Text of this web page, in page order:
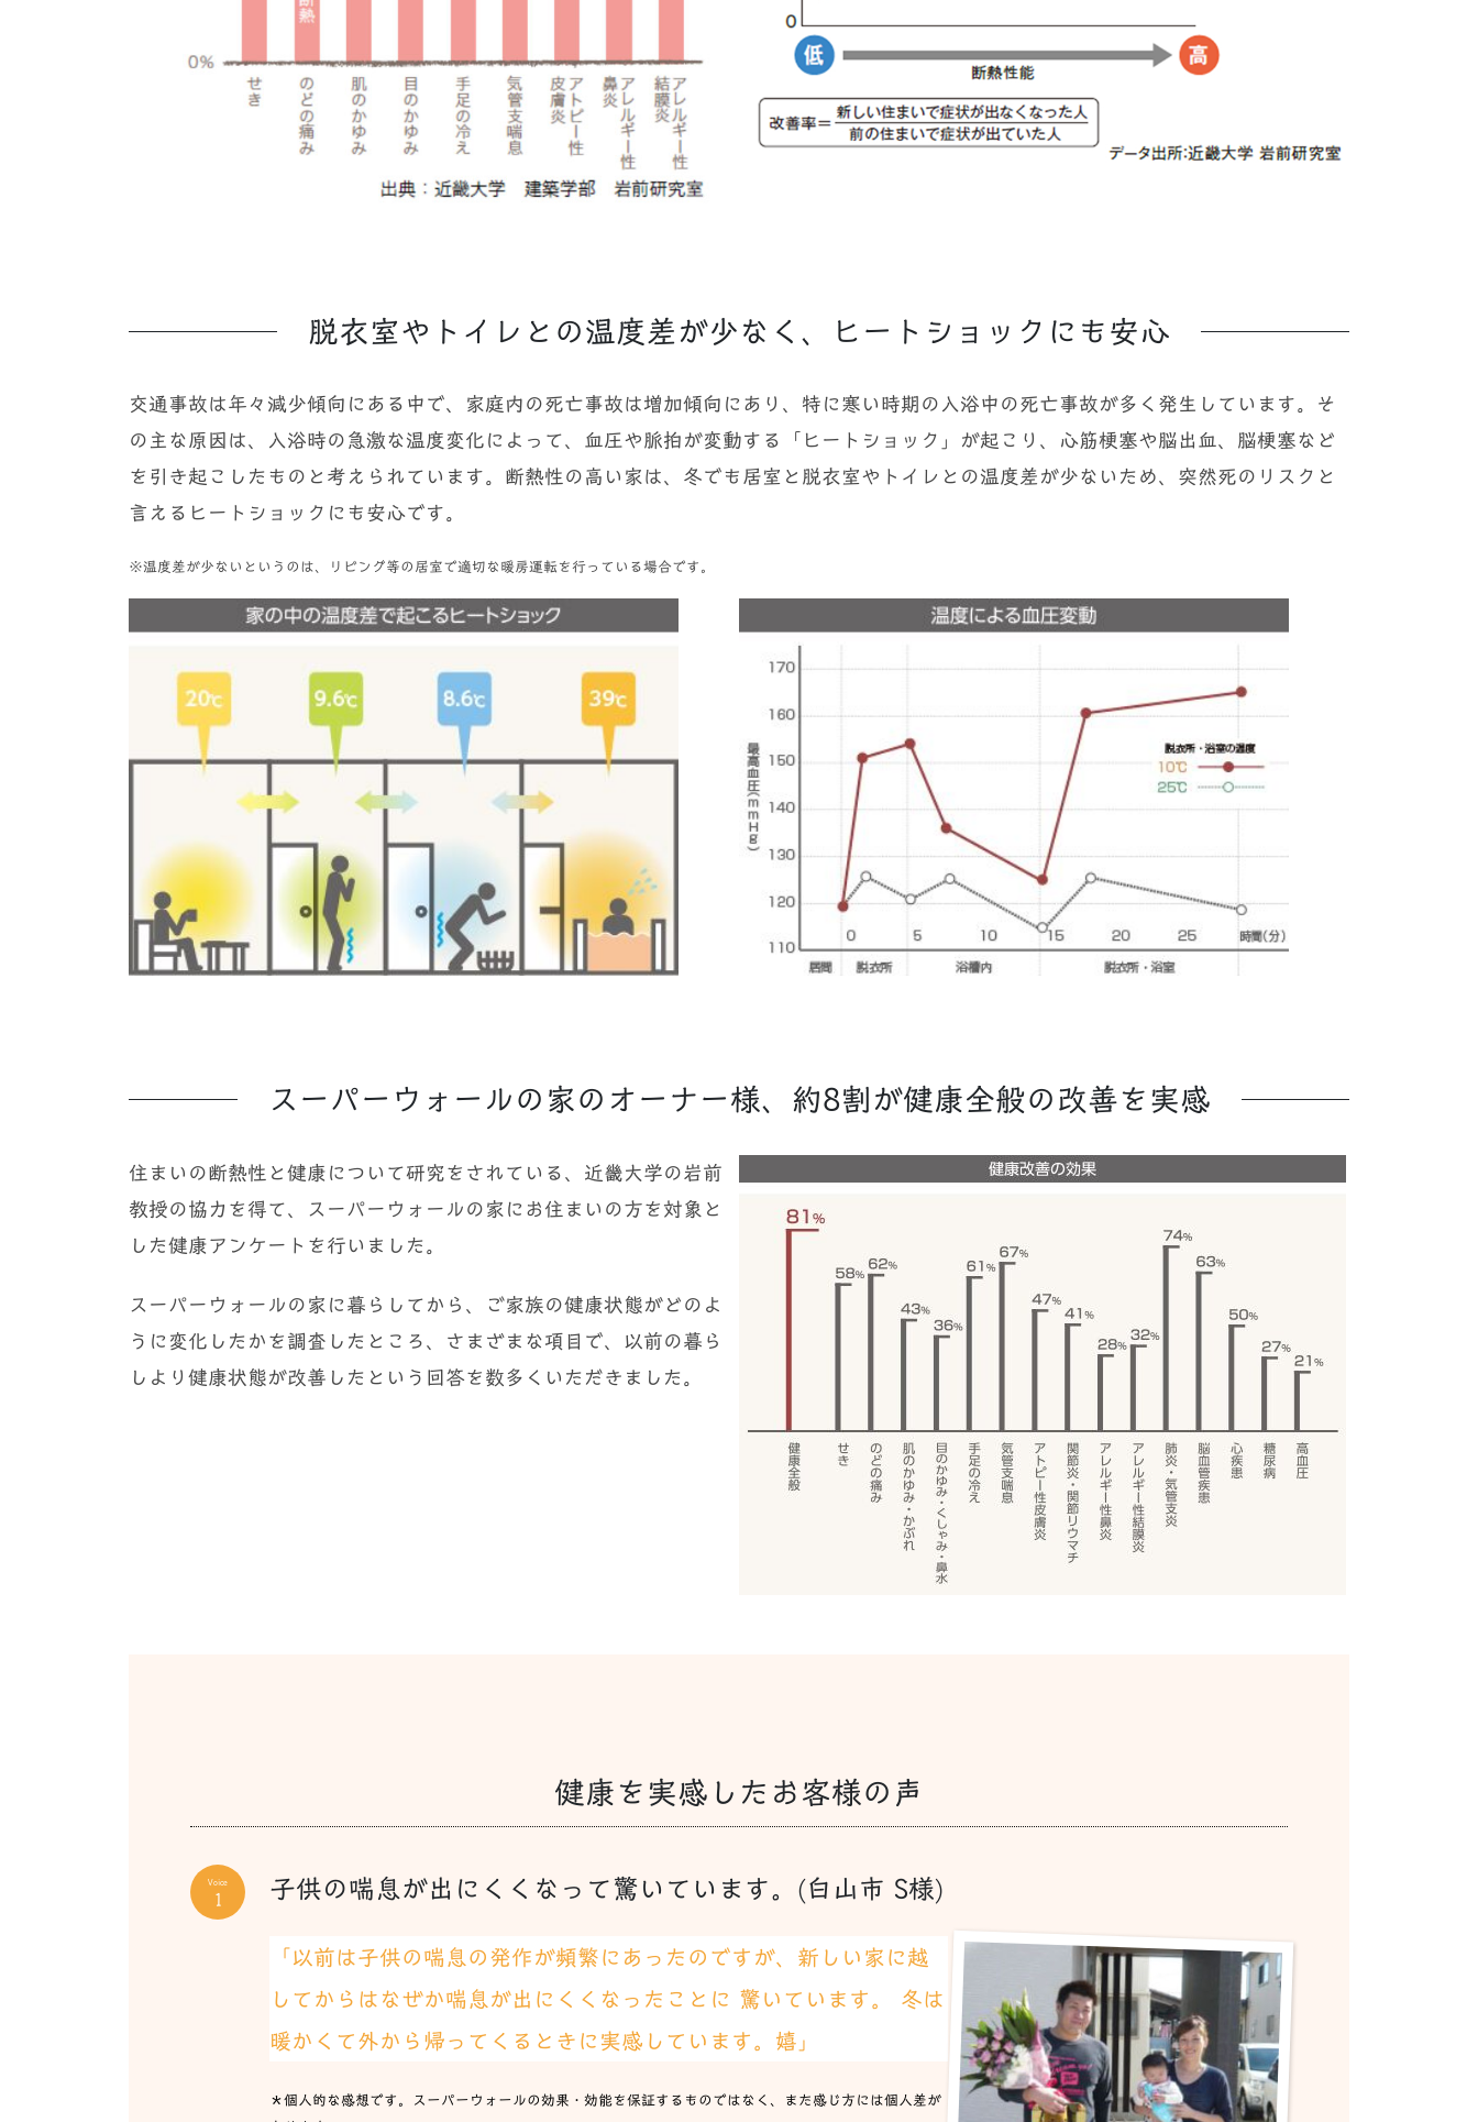
脱衣室やトイレとの温度差が少なく、ヒートショックにも安心
交通事故は年々減少傾向にある中で、家庭内の死亡事故は増加傾向にあり、特に寒い時期の入浴中の死亡事故が多く発生しています。そ
の主な原因は、入浴時の急激な温度変化によって、血圧や脈拍が変動する「ヒートショック」が起こり、心筋梗塞や脳出血、脳梗塞など
を引き起こしたものと考えられています。断熱性の高い家は、冬でも居室と脱衣室やトイレとの温度差が少ないため、突然死のリスクと
言えるヒートショックにも安心です。
※温度差が少ないというのは、リビング等の居室で適切な暖房運転を行っている場合です。
スーパーウォールの家のオーナー様、約8割が健康全般の改善を実感
住まいの断熱性と健康について研究をされている、近畿大学の岩前
教授の協力を得て、スーパーウォールの家にお住まいの方を対象と
した健康アンケートを行いました。
スーパーウォールの家に暮らしてから、ご家族の健康状態がどのよ
うに変化したかを調査したところ、さまざまな項目で、以前の暮ら
しより健康状態が改善したという回答を数多くいただきました。
健康を実感したお客様の声
子供の喘息が出にくくなって驚いています。(白山市 S様)
「以前は子供の喘息の発作が頻繁にあったのですが、新しい家に越
してからはなぜか喘息が出にくくなったことに 驚いています。 冬は
暖かくて外から帰ってくるときに実感しています。嬉」
＊個人的な感想です。スーパーウォールの効果・効能を保証するものではなく、また感じ方には個人差が
Voice
1